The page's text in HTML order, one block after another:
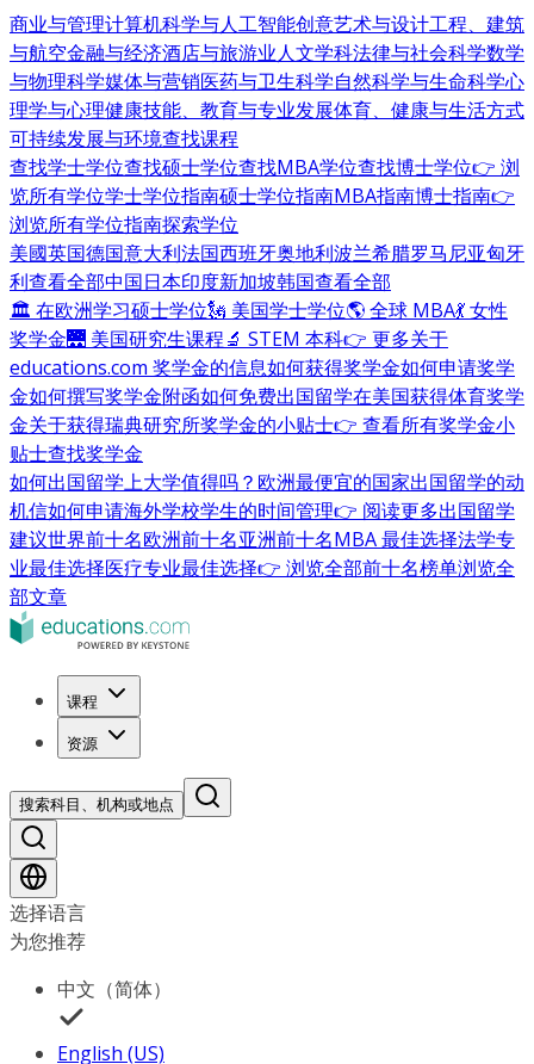
商业与管理计算机科学与人工智能创意艺术与设计工程、建筑
与航空金融与经济酒店与旅游业人文学科法律与社会科学数学
与物理科学媒体与营销医药与卫生科学自然科学与生命科学心
理学与心理健康技能、教育与专业发展体育、健康与生活方式
可持续发展与环境查找课程
查找学士学位查找硕士学位查找MBA学位查找博士学位👉 浏
览所有学位学士学位指南硕士学位指南MBA指南博士指南👉
浏览所有学位指南探索学位
美國英国德国意大利法国西班牙奥地利波兰希腊罗马尼亚匈牙
利查看全部中国日本印度新加坡韩国查看全部
🏛 在欧洲学习硕士学位🗽 美国学士学位🌎 全球 MBA💃 女性
奖学金🌉 美国研究生课程🔬 STEM 本科👉 更多关于
educations.com 奖学金的信息如何获得奖学金如何申请奖学
金如何撰写奖学金附函如何免费出国留学在美国获得体育奖学
金关于获得瑞典研究所奖学金的小贴士👉 查看所有奖学金小
贴士查找奖学金
如何出国留学上大学值得吗？ 欧洲最便宜的国家出国留学的动
机信如何申请海外学校学生的时间管理👉 阅读更多出国留学
建议世界前十名欧洲前十名亚洲前十名MBA 最佳选择法学专
业最佳选择医疗专业最佳选择👉 浏览全部前十名榜单浏览全
部文章
课程
资源
搜索科目、机构或地点
选择语言
为您推荐
中文（简体）
English (US)